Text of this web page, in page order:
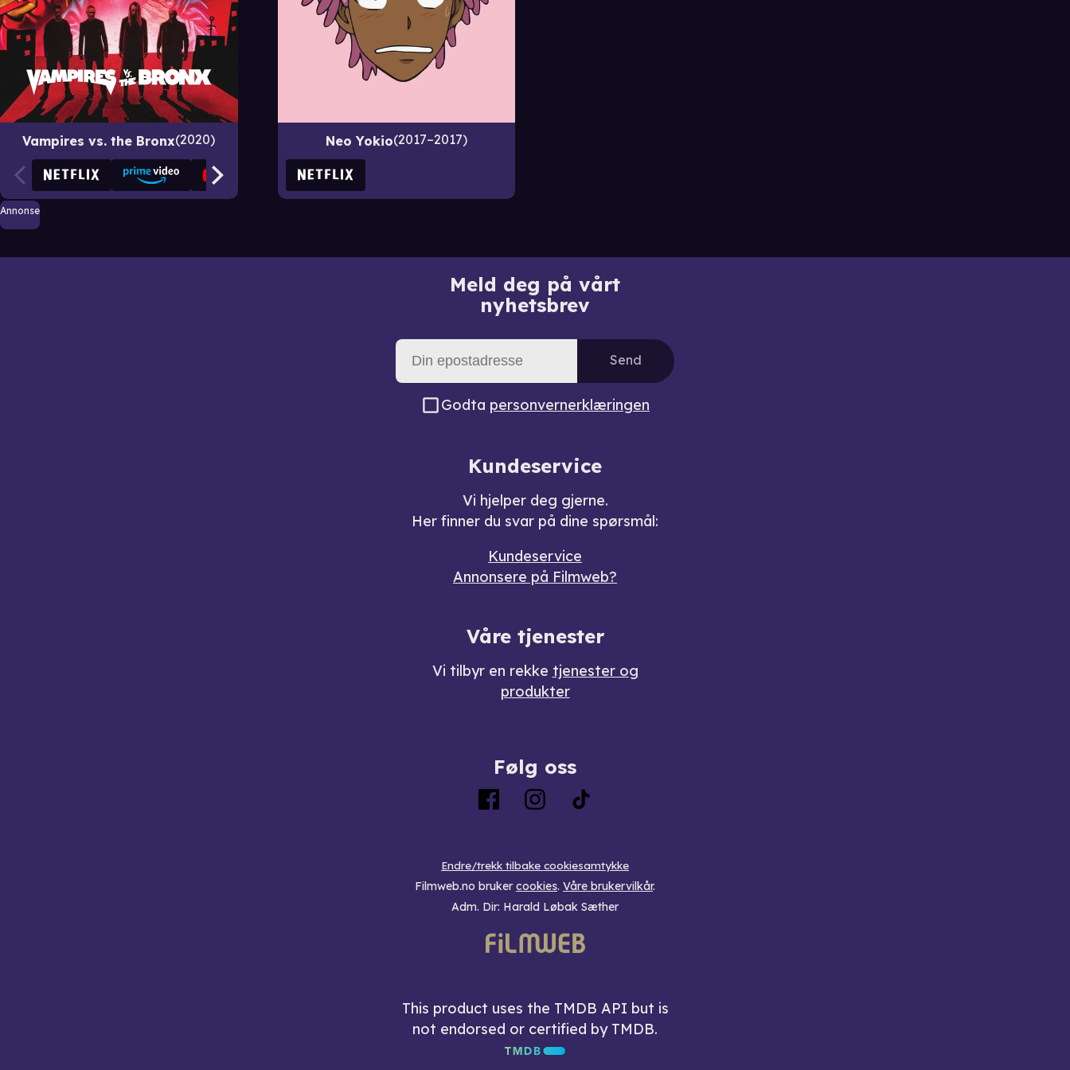
Vampires vs. the Bronx 2020 Neo Yokio 2017–2017
Annonse
Meld deg på vårt
nyhetsbrev
Send
Godta personvernerklæringen
Kundeservice
Vi hjelper deg gjerne.
Her finner du svar på dine spørsmål:
Kundeservice
Annonsere på Filmweb?
Våre tjenester
Vi tilbyr en rekke tjenester og
produkter
Følg oss
Endre/trekk tilbake cookiesamtykke
Filmweb.no bruker cookies. Våre brukervilkår.
Adm. Dir: Harald Løbak Sæther
This product uses the TMDB API but is
not endorsed or certified by TMDB.